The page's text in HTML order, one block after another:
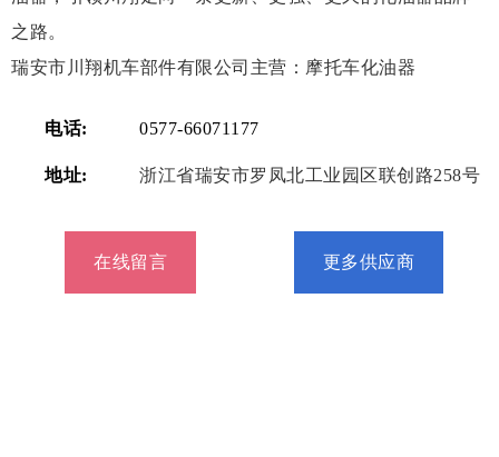
之路。
瑞安市川翔机车部件有限公司主营：摩托车化油器
电话: 0577-66071177
地址: 浙江省瑞安市罗凤北工业园区联创路258号
在线留言 更多供应商